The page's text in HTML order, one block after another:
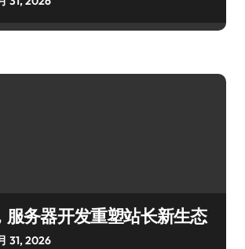
服务器开发重塑站长新生态
31, 2026